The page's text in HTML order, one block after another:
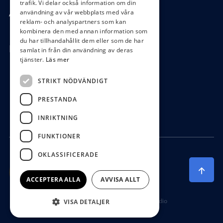
Ångra köp
Hör av dig
0472-104 80
boys@waterboys.se
Ekebogatan 15, 342 30 Alvesta
Producerad av Gota Media Brand Studio
trafik. Vi delar också information om din
användning av vår webbplats med våra
reklam- och analyspartners som kan
kombinera den med annan information som
du har tillhandahållit dem eller som de har
samlat in från din användning av deras
tjänster. Läs mer
STRIKT NÖDVÄNDIGT
PRESTANDA
INRIKTNING
FUNKTIONER
OKLASSIFICERADE
ACCEPTERA ALLA AVVISA ALLT
VISA DETALJER